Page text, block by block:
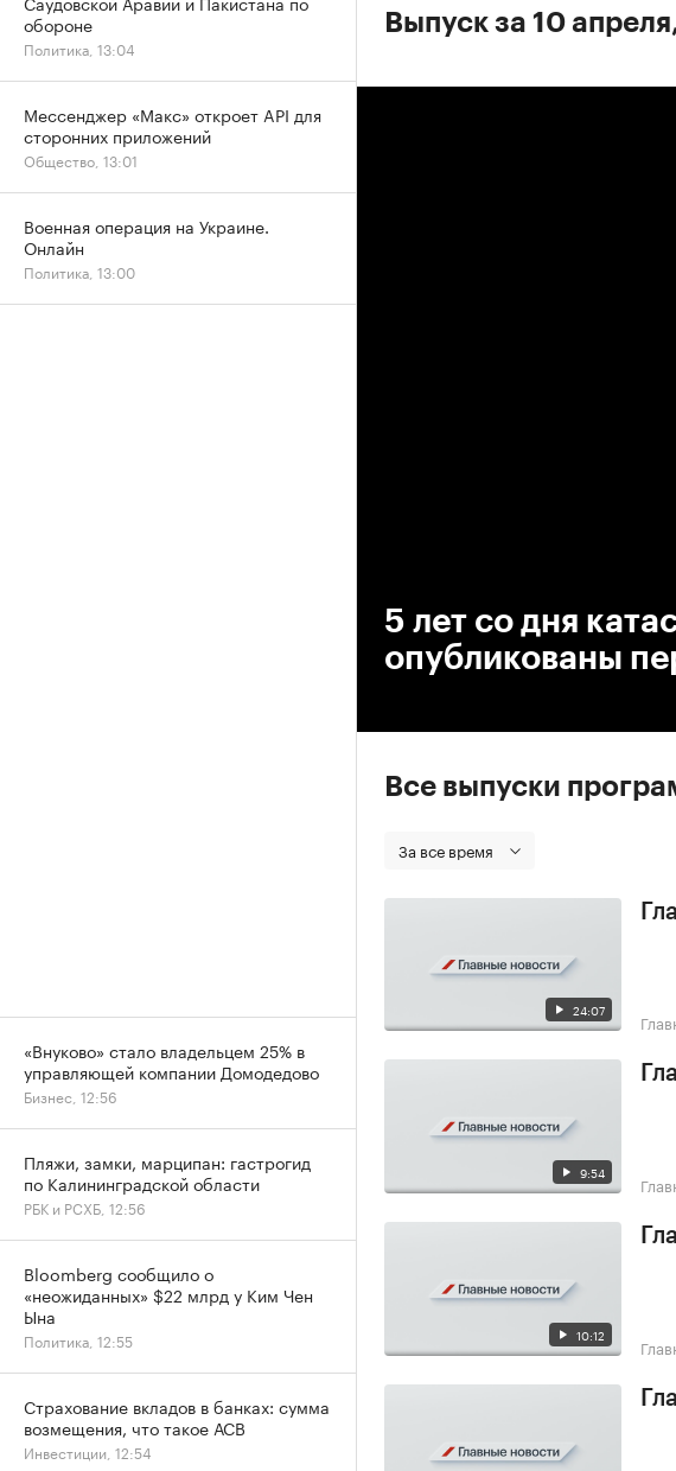
Выпуск за 10
5 лет со дня
опубликованы
Все выпуски
За все время
24:07
9:54
10:12
обороне
Политика, 13:04
Мессенджер «Макс» откроет API для
сторонних приложений
Общество, 13:01
Военная операция на Украине.
Онлайн
Политика, 13:00
«Внуково» стало владельцем 25% в
управляющей компании Домодедово
Бизнес, 12:56
Пляжи, замки, марципан: гастрогид
по Калининградской области
РБК и РСХБ, 12:56
Bloomberg сообщило о
«неожиданных» $22 млрд у Ким Чен
Ына
Политика, 12:55
Страхование вкладов в банках: сумма
возмещения, что такое АСВ
Инвестиции, 12:54